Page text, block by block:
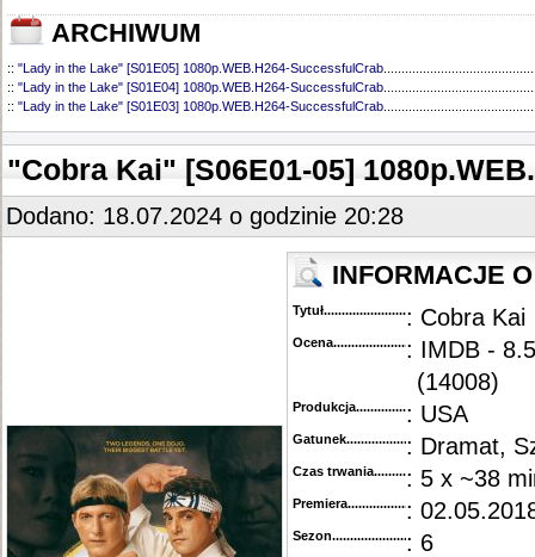
ARCHIWUM
:: "Lady in the Lake" [S01E05] 1080p.WEB.H264-SuccessfulCrab
:: "Lady in the Lake" [S01E04] 1080p.WEB.H264-SuccessfulCrab
:: "Lady in the Lake" [S01E03] 1080p.WEB.H264-SuccessfulCrab
"Cobra Kai" [S06E01-05]
Dodano: 18.07.2024 o godzinie 20:28
INFORMACJE
Tytuł............................................
: Cobra Kai
Ocena.............................................
: IMDB -
(14008)
Produkcja.........................................
: USA
Gatunek...........................................
: Dramat,
Czas trwania......................................
: 5 x ~38
Premiera..........................................
:
Sezon.............................................
: 6